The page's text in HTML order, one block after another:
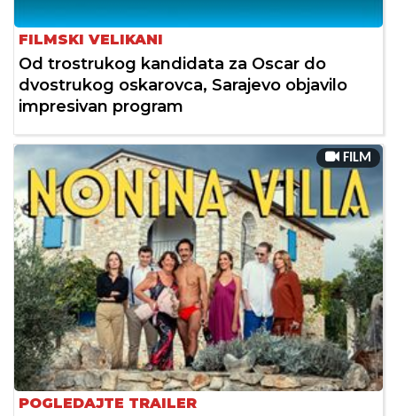
FILMSKI VELIKANI
Od trostrukog kandidata za Oscar do
dvostrukog oskarovca, Sarajevo objavilo
impresivan program
FILM
POGLEDAJTE TRAILER